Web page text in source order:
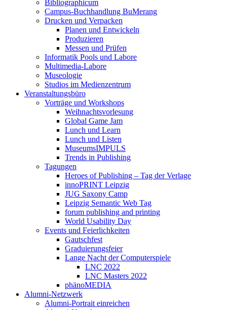
Bibliographicum
Campus-Buchhandlung BuMerang
Drucken und Verpacken
Planen und Entwickeln
Produzieren
Messen und Prüfen
Informatik Pools und Labore
Multimedia-Labore
Museologie
Studios im Medienzentrum
Veranstaltungsbüro
Vorträge und Workshops
Weihnachtsvorlesung
Global Game Jam
Lunch und Learn
Lunch und Listen
MuseumsIMPULS
Trends in Publishing
Tagungen
Heroes of Publishing – Tag der Verlage
innoPRINT Leipzig
JUG Saxony Camp
Leipzig Semantic Web Tag
forum publishing and printing
World Usability Day
Events und Feierlichkeiten
Gautschfest
Graduierungsfeier
Lange Nacht der Computerspiele
LNC 2022
LNC Masters 2022
phänoMEDIA
Alumni-Netzwerk
Alumni-Portrait einreichen